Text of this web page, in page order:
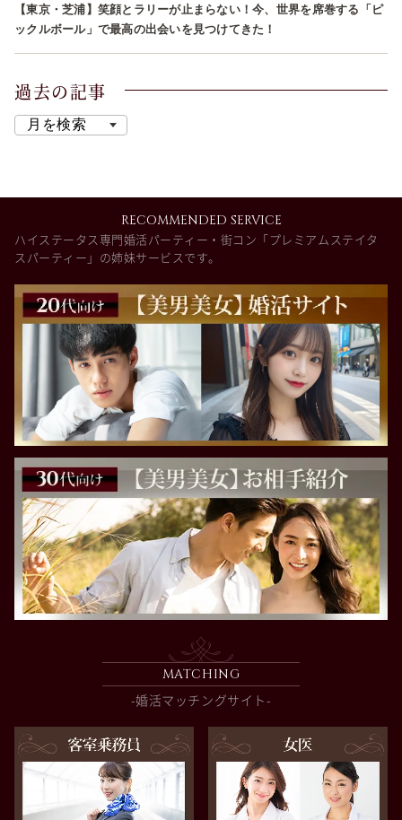
【東京・芝浦】笑顔とラリーが止まらない！今、世界を席巻する「ピ
ックルボール」で最高の出会いを見つけてきた！
過去の記事
RECOMMENDED SERVICE
ハイステータス専門婚活パーティー・街コン「プレミアムステイタ
スパーティー」の姉妹サービスです。
MATCHING
-婚活マッチングサイト-